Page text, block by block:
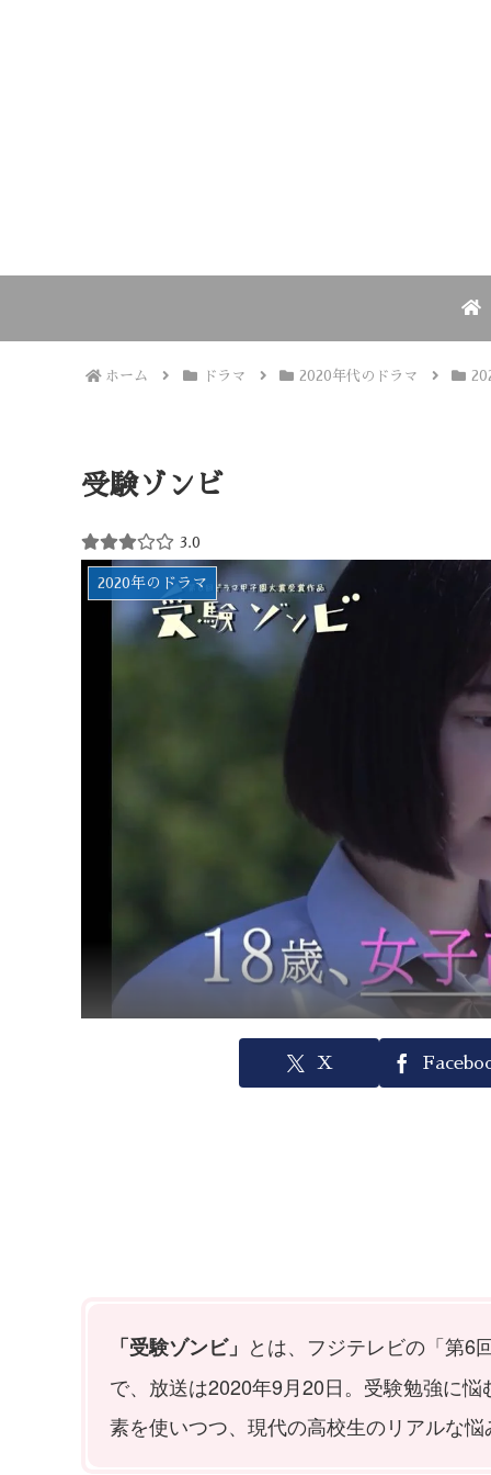
ホーム ドラマ 2020年代のドラマ
受験ゾンビ
3.0
2020年のドラマ
X
「受験ゾンビ」 とは、フジテレビの「第6
で、放送は2020年9月20日。受験勉強に
素を使いつつ、現代の高校生のリアルな悩